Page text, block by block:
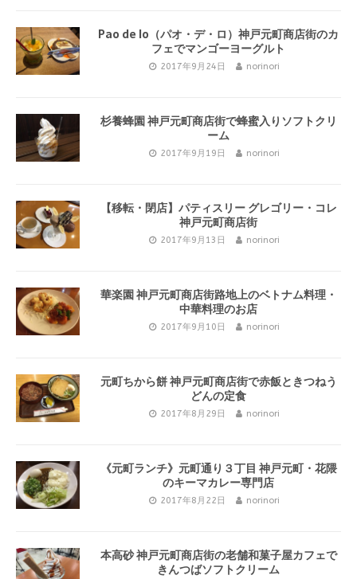
Pao de lo（パオ・デ・ロ）神戸元町商店街のカ
フェでマンゴーヨーグルト
2017年9月24日 norinori
杉養蜂園 神戸元町商店街で蜂蜜入りソフトクリ
ーム
2017年9月19日 norinori
【移転・閉店】パティスリー グレゴリー・コレ
神戸元町商店街
2017年9月13日 norinori
華楽園 神戸元町商店街路地上のベトナム料理・
中華料理のお店
2017年9月10日 norinori
元町ちから餅 神戸元町商店街で赤飯ときつねう
どんの定食
2017年8月29日 norinori
《元町ランチ》元町通り３丁目 神戸元町・花隈
のキーマカレー専門店
2017年8月22日 norinori
本高砂 神戸元町商店街の老舗和菓子屋カフェで
きんつばソフトクリーム